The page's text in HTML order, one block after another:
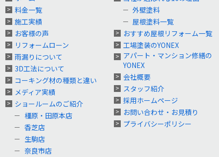
料金一覧
施工実績
お客様の声
リフォームローン
雨漏りについて
3D工法について
コーキング材の種類と違い
メディア実績
ショールームのご紹介
橿原・田原本店
香芝店
生駒店
奈良市店
外壁塗料
屋根塗料一覧
おすすめ屋根リフォーム一覧
工場塗装のYONEX
アパート・マンション修繕の
YONEX
会社概要
スタッフ紹介
採用ホームページ
お問い合わせ・お見積り
プライバシーポリシー